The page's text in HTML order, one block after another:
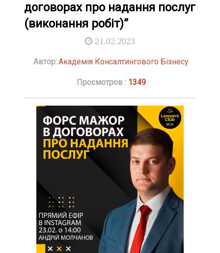
договорах про надання послуг
(виконання робіт)”
21.02.2023
Автор:Академія Консалтингового Бізнесу
Просмотров : 1349